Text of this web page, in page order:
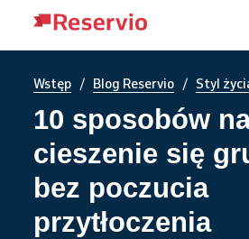
Wstęp / Blog Reservio / Styl
10 sposobów
cieszenie się
bez poczucia
przytłoczenia